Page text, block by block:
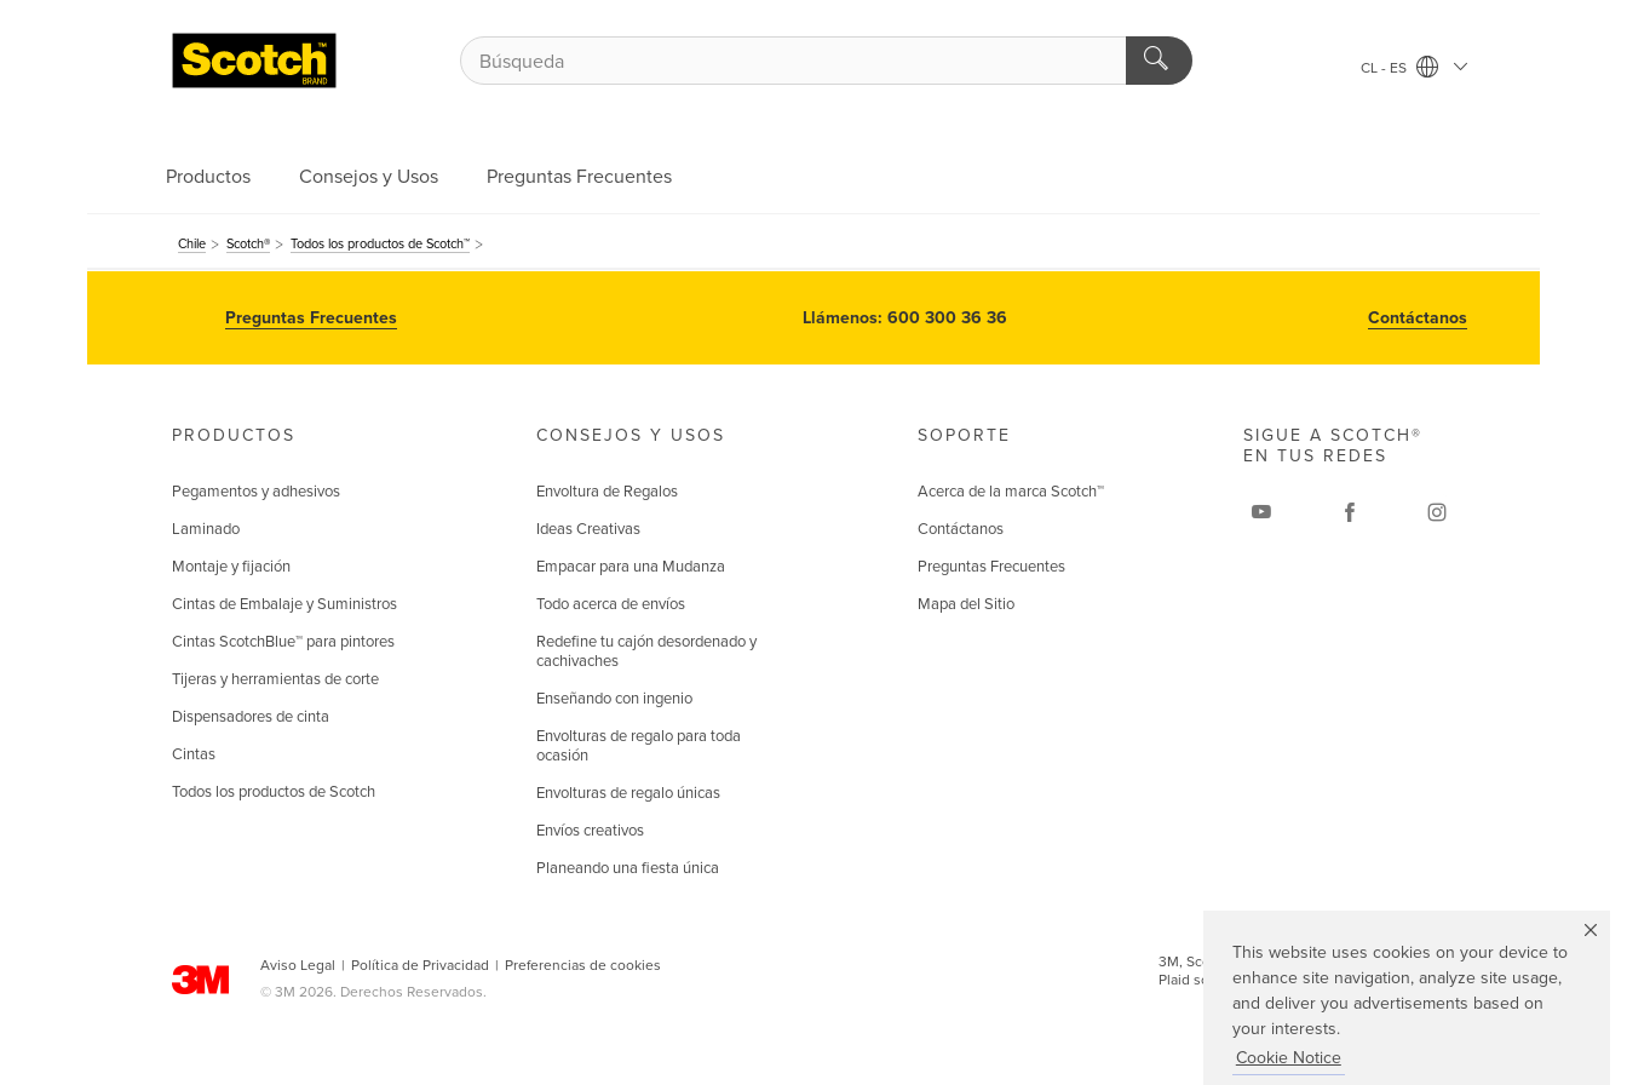
This website uses cookies on your device to
enhance site navigation, analyze site usage,
and deliver you advertisements based on
your interests.
Cookie Notice
CL - ES
Productos Consejos y Usos Preguntas Frecuentes
Chile Scotch® Todos los productos de Scotch™
Preguntas Frecuentes Llámenos: 600 300 36 36 Contáctanos
PRODUCTOS
Pegamentos y adhesivos
Laminado
Montaje y fijación
Cintas de Embalaje y Suministros
Cintas ScotchBlue™ para pintores
Tijeras y herramientas de corte
Dispensadores de cinta
Cintas
Todos los productos de Scotch
CONSEJOS Y USOS
Envoltura de Regalos
Ideas Creativas
Empacar para una Mudanza
Todo acerca de envíos
Redefine tu cajón desordenado y
cachivaches
Enseñando con ingenio
Envolturas de regalo para toda
ocasión
Envolturas de regalo únicas
Envíos creativos
Planeando una fiesta única
SOPORTE
Acerca de la marca Scotch™
Contáctanos
Preguntas Frecuentes
Mapa del Sitio
Aviso Legal | Política de Privacidad | Preferencias de cookies
© 3M 2026. Derechos Reservados.
SIGUE A SCOTCH®
EN TUS REDES
3M, Scotch, los Diseños de Magic y el diseño
Plaid son marcas registradas de 3M